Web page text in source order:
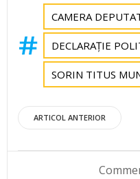
CAMERA
DECLARAȚIE
SORIN TITUS
Post
ARTICOL ANTERIOR